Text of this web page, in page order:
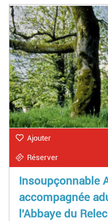
Ajouter
Réserver
Insoupçonnable
accompagnée
l'Abbaye du Relec